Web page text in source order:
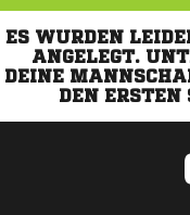
ES WURDEN
ANGELEGT.
DEINE
DEN ERSTEN